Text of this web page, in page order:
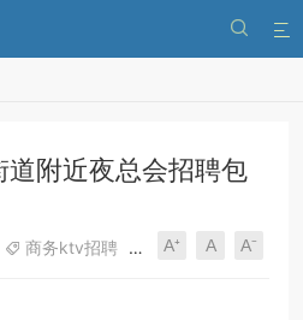


附近夜总会招聘包
 商务ktv招聘  167 0
A⁺ A A⁻